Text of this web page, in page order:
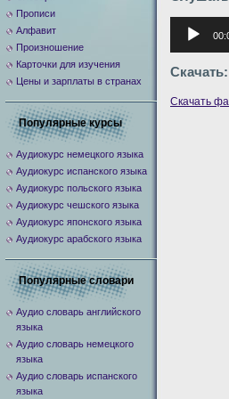
Аудиоплеер
Скачать:
Скачать
Прописи
Алфавит
Произношение
Карточки для изучения
Цены и зарплаты в странах
Популярные курсы
Аудиокурс немецкого языка
Аудиокурс испанского языка
Аудиокурс польского языка
Аудиокурс чешского языка
Аудиокурс японского языка
Аудиокурс арабского языка
Популярные словари
Аудио словарь английского
языка
Аудио словарь немецкого
языка
Аудио словарь испанского
языка